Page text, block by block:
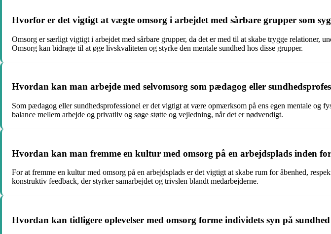
Hvorfor er det vigtigt at vægte omsorg i arbejdet med sårbare grupper som
Omsorg er særligt vigtigt i arbejdet med sårbare grupper, da det er med til at skabe trygge relationer,
Omsorg kan bidrage til at øge livskvaliteten og styrke den mentale sundhed hos disse grupper.
Hvordan kan man arbejde med selvomsorg som pædagog eller
Som pædagog eller sundhedsprofessionel er det vigtigt at være opmærksom på ens egen mentale og
balance mellem arbejde og privatliv og søge støtte og vejledning, når det er nødvendigt.
Hvordan kan man fremme en kultur med omsorg på en arbejdsplads inden
For at fremme en kultur med omsorg på en arbejdsplads er det vigtigt at skabe rum for åbenhed,
konstruktiv feedback, der styrker samarbejdet og trivslen blandt medarbejderne.
Hvordan kan tidligere oplevelser med omsorg forme individets syn på